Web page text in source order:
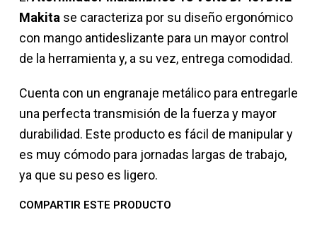
Makita se caracteriza por su diseño ergonómico
con mango antideslizante para un mayor control
de la herramienta y, a su vez, entrega comodidad.
Cuenta con un engranaje metálico para entregarle
una perfecta transmisión de la fuerza y mayor
durabilidad. Este producto es fácil de manipular y
es muy cómodo para jornadas largas de trabajo,
ya que su peso es ligero.
COMPARTIR ESTE PRODUCTO